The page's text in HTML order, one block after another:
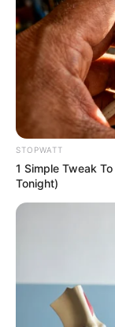
ดวงรายวัน 9 กันยา
9 ก.ย. 2022
STOPWATT
1 Simple Tweak
Tonight)